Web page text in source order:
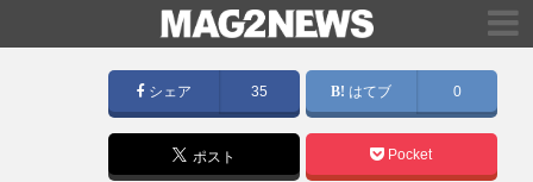
シェア 35 はてブ 0
ポスト Pocket